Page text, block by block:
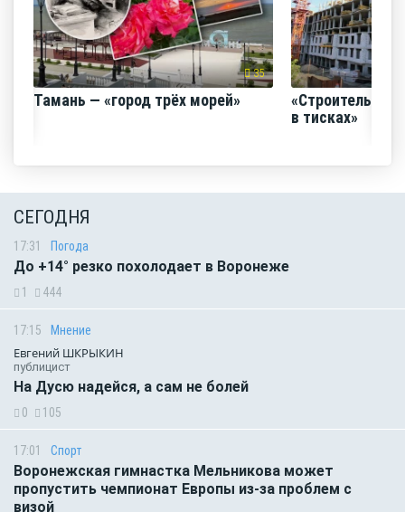
35
Тамань — «город трёх морей»
«Строительный
в тисках»
СЕГОДНЯ
17:31 Погода
До +14° резко похолодает в Воронеже
1 444
17:15 Мнение
Евгений ШКРЫКИН
публицист
На Дусю надейся, а сам не болей
0 105
17:01 Спорт
Воронежская гимнастка Мельникова может
пропустить чемпионат Европы из-за проблем с
визой